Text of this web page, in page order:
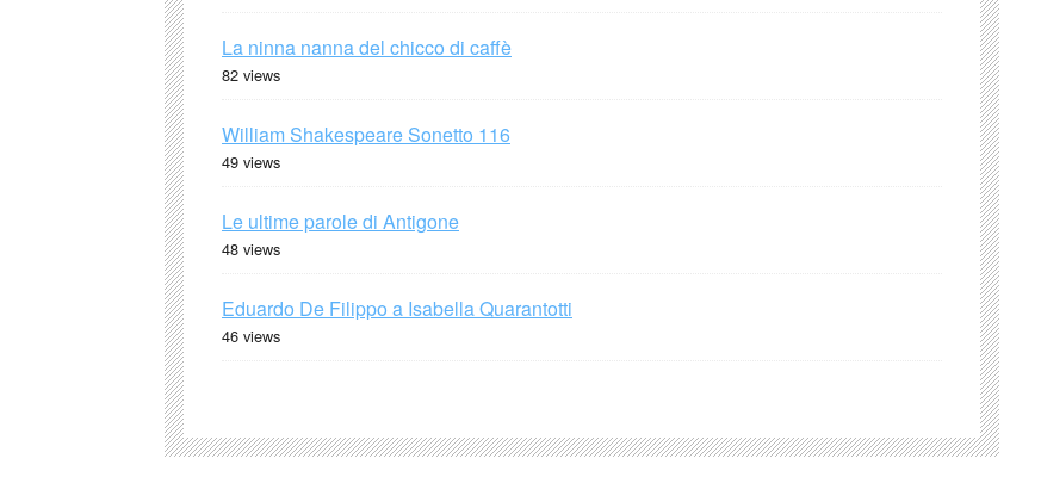
La ninna nanna del chicco di caffè
82 views
William Shakespeare Sonetto 116
49 views
Le ultime parole di Antigone
48 views
Eduardo De Filippo a Isabella Quarantotti
46 views